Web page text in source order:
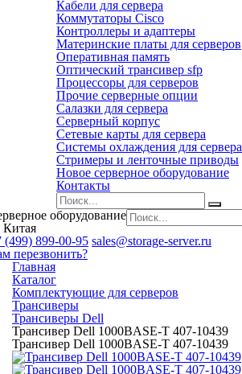
Кабели для сервера
Коммутаторы Cisco
Контроллеры и адаптеры
Материнские платы для серверов
Оперативная память
Оптический трансивер sfp
Процессоры для серверов
Прочие серверные опции
Салазки для сервера
Серверный корпус
Сетевые карты для сервера
Системы охлаждения для сервера
Стримеры и ленточные приводы
Новое серверное оборудование
Контакты
оборудование
Китая
(499) 899-00-95 sales@storage-server.ru
перезвонить?
Главная
Каталог
Комплектующие для серверов
Трансиверы
Трансиверы Dell
Трансивер Dell 1000BASE-T 407-10439
Трансивер Dell 1000BASE-T 407-10439